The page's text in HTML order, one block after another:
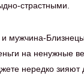
страстными.
мужчина-
на ненужные
нередко зияют